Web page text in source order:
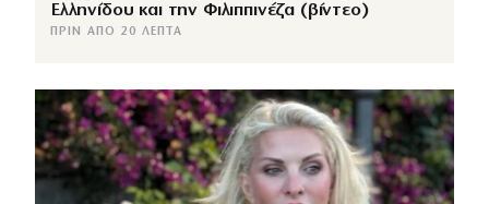
Ελληνίδου και την Φιλιππινέζα (βίντεο)
ΠΡΙΝ ΑΠΌ 20 ΛΕΠΤΆ